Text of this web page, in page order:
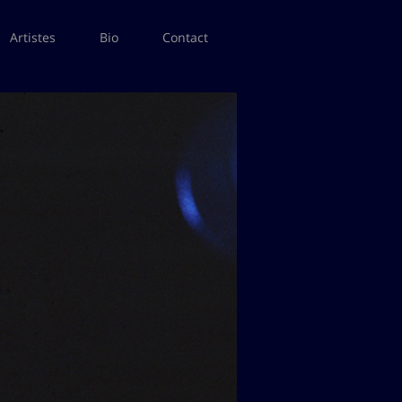
Artistes Bio Contact